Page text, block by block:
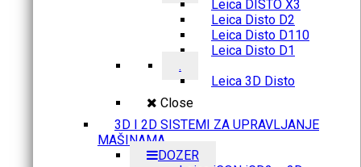
Leica DISTO X3
Leica Disto D2
Leica Disto D110
Leica Disto D1
.
Leica 3D Disto
Close
3D I 2D SISTEMI ZA UPRAVLJANJE
MAŠINAMA
DOZER